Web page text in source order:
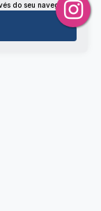
do seu navegador.